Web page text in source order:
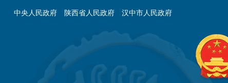
中央人民政府 陕西省人民政府 汉中市人民政府